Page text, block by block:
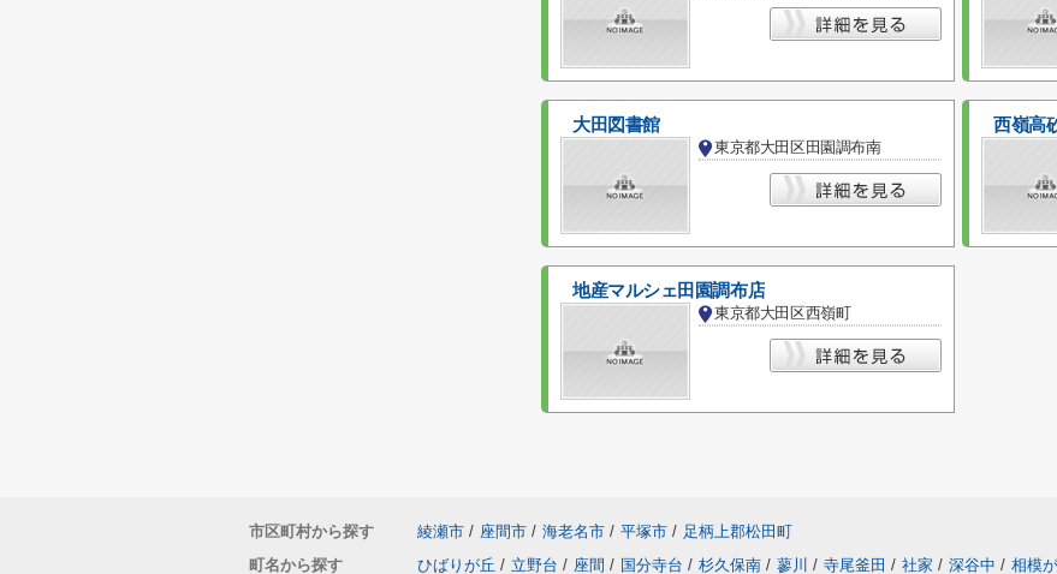
大田図書館
東京都大田区田園調布南
西嶺高
地産マルシェ田園調布店
東京都大田区西嶺町
市区町村から探す 綾瀬市 / 座間市 / 海老名市 / 平塚市 / 足柄上郡松田町
町名から探す
ひばりが丘 / 立野台 / 座間 / 国分寺台 / 杉久保南 / 蓼川 / 寺尾釜田 / 社家 / 深谷中 / 相模